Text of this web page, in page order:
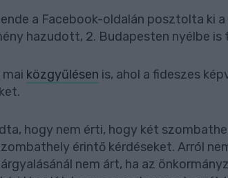
a Facebook-oldalán posztolta ki
hazudott, 2. Budapesten nyélbe
közgyűlésen is, ahol a fideszes
hogy nem érti, hogy két
érintő kérdéseket. Arról
nem árt, ha az